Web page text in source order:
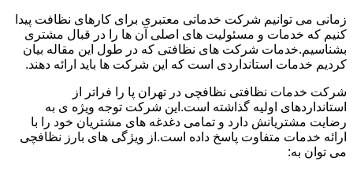
زمانی می توانیم شرکت خدماتی معتبری برای کارهای نظافت پیدا
کنیم که خدمات و مسئولیت های اصلی آن ها را در قبال مشتری
بشناسیم.خدمات شرکت های نظافتی که در طول این مقاله بیان
کردیم خدمات استانداردی است که این شرکت ها باید ارائه دهند.
شرکت خدمات نظافتی نظافچی در تهران پا را فراتر از
استانداردهای اولیه گذاشته است.این شرکت توجه ویژه ی به
رضایت مشتریانش دارد و تمامی دغدغه های مشتریان خود را با
ارائه خدمات متفاوت پاسخ داده است.از ویژگی های بارز نظافچی
می توان به: